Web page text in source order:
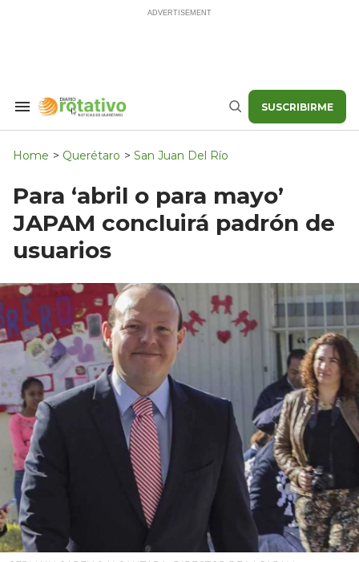
Search
Navigation
Buscar SUSCRIBIRME
Home > Querétaro > San Juan Del Río
Para ‘abril o para mayo’
JAPAM concluirá padrón de
usuarios